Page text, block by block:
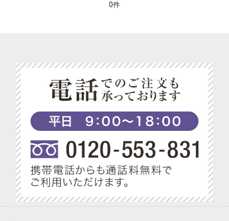
ベジターレ グルテンフリーの米粉スイーツ特集
ベジターレ コーディアル特集
ベジターレ 幸せの缶ケーキ
ベジターレ アレンジレシピ特集
プチギフト特集
べジターレ ノンアルコールスパークリング特集
1,000円以内
0件